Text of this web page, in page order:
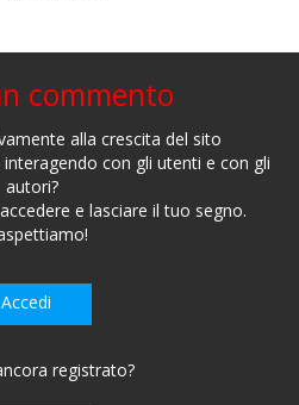
commento
alla crescita del sito
con gli utenti e con gli
autori?
e lasciare il tuo segno.
Accedi
registrato?